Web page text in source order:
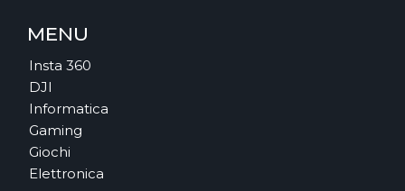
MENU
Insta 360
DJI
Informatica
Gaming
Giochi
Elettronica